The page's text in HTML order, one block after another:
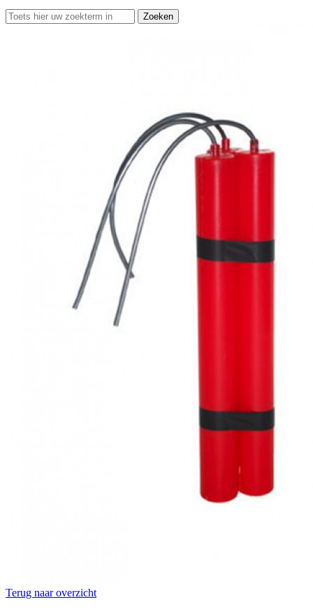
Terug naar overzicht